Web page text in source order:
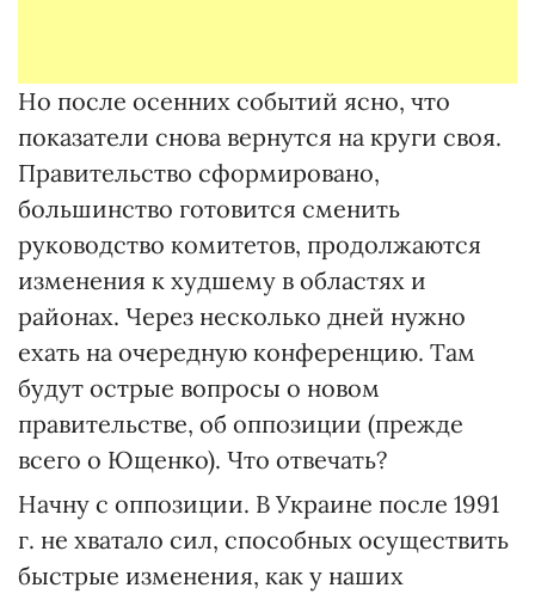
Но после осенних событий ясно, что
показатели снова вернутся на круги своя.
Правительство сформировано,
большинство готовится сменить
руководство комитетов, продолжаются
изменения к худшему в областях и
районах. Через несколько дней нужно
ехать на очередную конференцию. Там
будут острые вопросы о новом
правительстве, об оппозиции (прежде
всего о Ющенко). Что отвечать?
Начну с оппозиции. В Украине после 1991
г. не хватало сил, способных осуществить
быстрые изменения, как у наших